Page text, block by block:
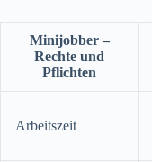
Minijobber –
Rechte und
Pflichten
Arbeitszeit